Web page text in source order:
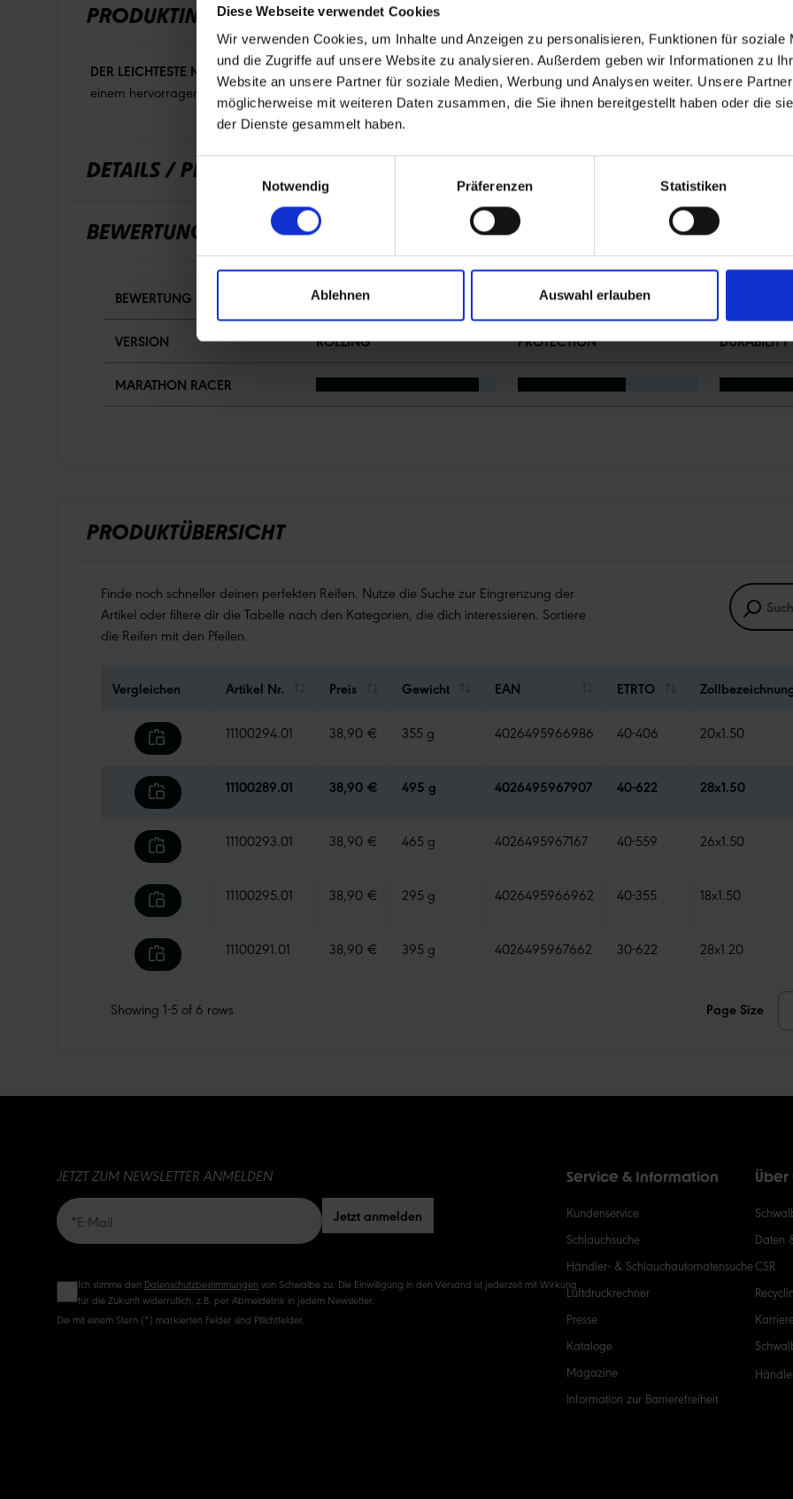
Diese Webseite verwendet Cookies
Wir verwenden Cookies, um Inhalte und Anzeigen zu personalisieren, Funktionen für soziale
und die Zugriffe auf unsere Website zu analysieren. Außerdem geben wir Informationen zu
Website an unsere Partner für soziale Medien, Werbung und Analysen weiter. Unsere
möglicherweise mit weiteren Daten zusammen, die Sie ihnen bereitgestellt haben oder die
der Dienste gesammelt haben.
Einwilligungsauswahl
Notwendig
Präferenzen Statistiken
Ablehnen Auswahl erlauben
PRODUKTINFORMATIONEN
DER LEICHTESTE MARATHON. Guter Pannenschutz durch RaceGuard. SpeedGrip-Compound für beste
einem hervorragenden Gewichtsniveau. Ein sportlicher Marathon-Reifen.
DETAILS / PRODUKTDATEN
BEWERTUNGEN
BEWERTUNG
VERSION ROLLING PROTECTION DURABILITY
MARATHON RACER
PRODUKTÜBERSICHT
Finde noch schneller deinen perfekten Reifen. Nutze die Suche zur Eingrenzung der
Artikel oder filtere dir die Tabelle nach den Kategorien, die dich interessieren. Sortiere
die Reifen mit den Pfeilen.
Vergleichen Artikel Nr. Preis Gewicht EAN ETRTO
11100294.01 38,90 € 355 g 4026495966986 40-406 20x1.50
11100289.01 38,90 € 495 g 4026495967907 40-622 28x1.50
11100293.01 38,90 € 465 g 4026495967167 40-559 26x1.50
11100295.01 38,90 € 295 g 4026495966962 40-355 18x1.50
11100291.01 38,90 € 395 g 4026495967662 30-622 28x1.20
Showing 1-5of 6 rows Page Size
JETZT ZUM NEWSLETTER ANMELDEN
Jetzt anmelden
Ich stimme den Datenschutzbestimmungen von Schwalbe zu. Die Einwilligung in den Versand ist jederzeit mit Wirkung
für die Zukunft widerruflich, z.B. per Abmeldelink in jedem Newsletter.
Die mit einem Stern (*) markierten Felder sind Pflichtfelder.
Service & Information
Kundenservice
Schlauchsuche
Händler- & Schlauchautomatensuche
Luftdruckrechner
Presse
Kataloge
Magazine
Information zur Barrierefreiheit
Über
Daten
CSR